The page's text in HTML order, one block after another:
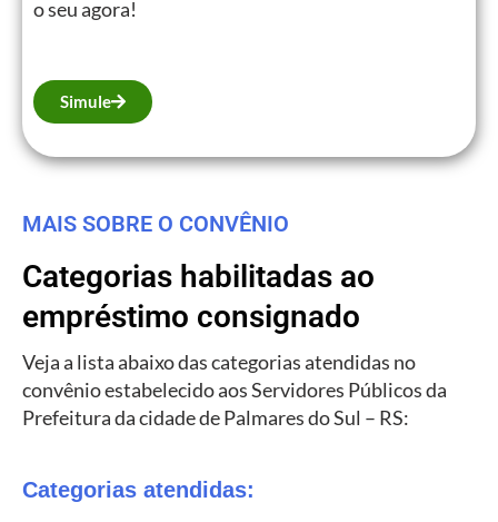
o seu agora!
Simule
MAIS SOBRE O CONVÊNIO
Categorias habilitadas ao
empréstimo consignado
Veja a lista abaixo das categorias atendidas no
convênio estabelecido aos Servidores Públicos da
Prefeitura da cidade de Palmares do Sul – RS:
Categorias atendidas: